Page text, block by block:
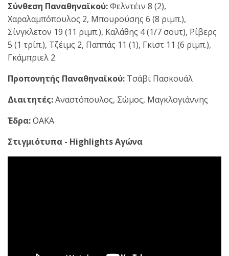
Σύνθεση Παναθηναϊκού:Φελντέιν 8 (2),
Χαραλαμπόπουλος 2, Μπουρούσης 6 (8 ριμπ.),
Σίνγκλετον 19 (11 ριμπ.), Καλάθης 4 (1/7 σουτ), Ρίβερς
5 (1 τρίπ.), Τζέιμς 2, Παππάς 11 (1), Γκιστ 11 (6 ριμπ.),
Γκάμπριελ 2
Προπονητής Παναθηναϊκού: Τσάβι Πασκουάλ
Διαιτητές:Αναστόπουλος, Σώμος, Μαγκλογιάννης
Έδρα:ΟΑΚΑ
Στιγμιότυπα - Highlights Αγώνα